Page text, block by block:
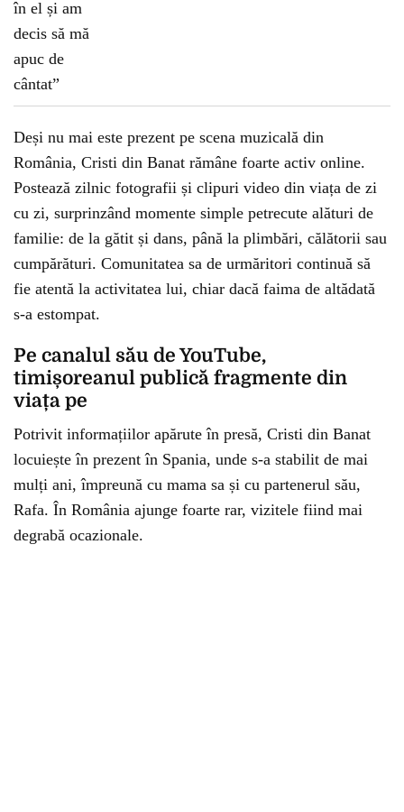
Deși nu mai este prezent pe scena muzicală din
România, Cristi din Banat rămâne foarte activ online.
Postează zilnic fotografii și clipuri video din viața de zi
cu zi, surprinzând momente simple petrecute alături de
familie: de la gătit și dans, până la plimbări, călătorii sau
cumpărături. Comunitatea sa de urmăritori continuă să
fie atentă la activitatea lui, chiar dacă faima de altădată
s-a estompat.
Pe canalul său de YouTube,
timișoreanul publică fragmente din
viața pe
Potrivit informațiilor apărute în presă, Cristi din Banat
locuiește în prezent în Spania, unde s-a stabilit de mai
mulți ani, împreună cu mama sa și cu partenerul său,
Rafa. În România ajunge foarte rar, vizitele fiind mai
degrabă ocazionale.